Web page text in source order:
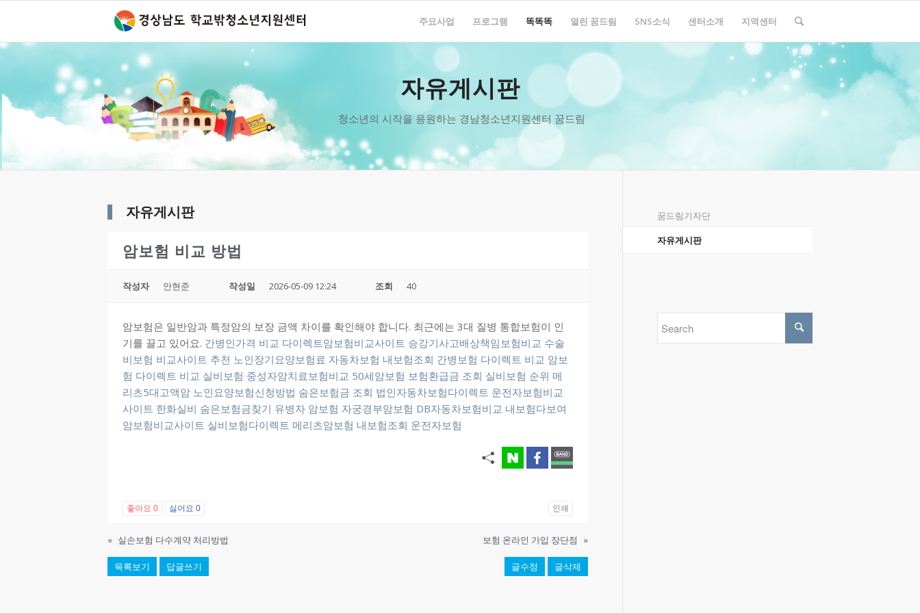
주요사업 프로그램 똑똑똑 열린 꿈드림 SNS소식 센터소개 지역센터
자유게시판
청소년의 시작을 응원하는 경남청소년지원센터 꿈드림
자유게시판
암보험 비교 방법
작성자 안현준 작성일 2026-05-09 12:24 조회 40
암보험은 일반암과 특정암의 보장 금액 차이를 확인해야 합니다. 최근에는 3대 질병 통합보험이 인
기를 끌고 있어요. 간병인가격 비교 다이렉트암보험비교사이트 승강기사고배상책임보험비교 수술
비보험 비교사이트 추천 노인장기요양보험료 자동차보험 내보험조회 간병보험 다이렉트 비교 암보
험 다이렉트 비교 실비보험 중성자암치료보험비교 50세암보험 보험환급금 조회 실비보험 순위 메
리츠5대고액암 노인요양보험신청방법 숨은보험금 조회 법인자동차보험다이렉트 운전자보험비교
사이트 한화실비 숨은보험금찾기 유병자 암보험 자궁경부암보험 DB자동차보험비교 내보험다보여
암보험비교사이트 실비보험다이렉트 메리츠암보험 내보험조회 운전자보험
좋아요 0 싫어요 0 인쇄
« 실손보험 다수계약 처리방법 보험 온라인 가입 장단점 »
목록보기 답글쓰기 글수정 글삭제
꿈드림기자단
자유게시판